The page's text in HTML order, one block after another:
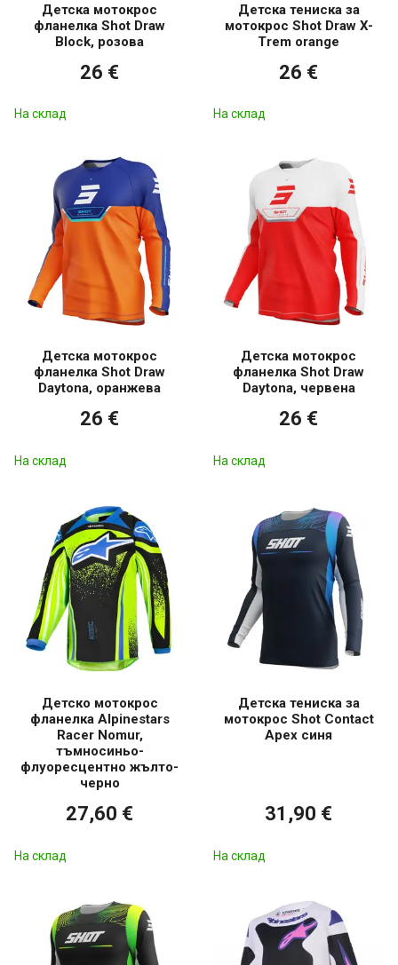
Детска мотокрос
фланелка Shot Draw
Block, розова
26 €
На склад
Детска тениска за
мотокрос Shot Draw X-
Trem orange
26 €
На склад
Детска мотокрос
фланелка Shot Draw
Daytona, оранжева
26 €
На склад
Детска мотокрос
фланелка Shot Draw
Daytona, червена
26 €
На склад
Детско мотокрос
фланелка Alpinestars
Racer Nomur,
тъмносиньо-
флуоресцентно жълто-
черно
27,60 €
На склад
Детска тениска за
мотокрос Shot Contact
Apex синя
31,90 €
На склад